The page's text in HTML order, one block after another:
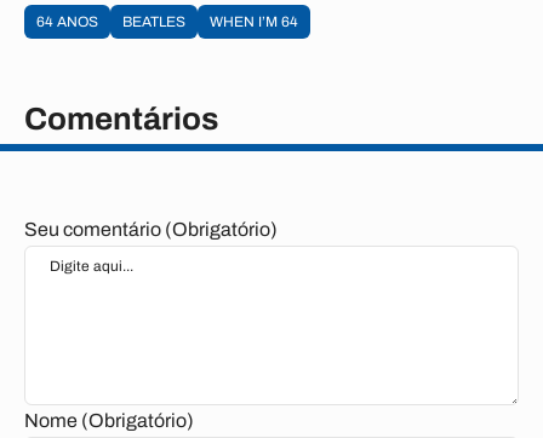
64 ANOS BEATLES WHEN I’M 64
Comentários
Seu comentário (Obrigatório)
Nome (Obrigatório)